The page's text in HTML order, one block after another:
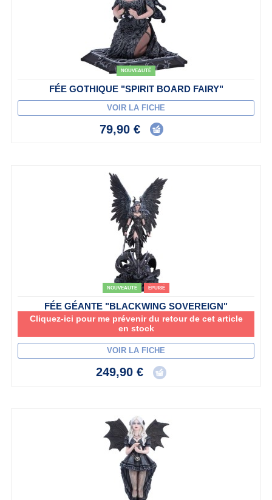
NOUVEAUTÉ
FÉE GOTHIQUE "SPIRIT BOARD FAIRY"
VOIR LA FICHE
79,90 €
NOUVEAUTÉ ÉPUISÉ
FÉE GÉANTE "BLACKWING SOVEREIGN"
Cliquez-ici pour me prévenir du retour de cet article
en stock
VOIR LA FICHE
249,90 €